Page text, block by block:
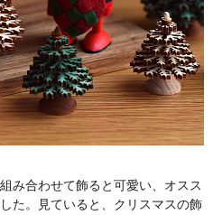
み合わせて飾ると可愛い、オスス
た。見ていると、クリスマスの飾